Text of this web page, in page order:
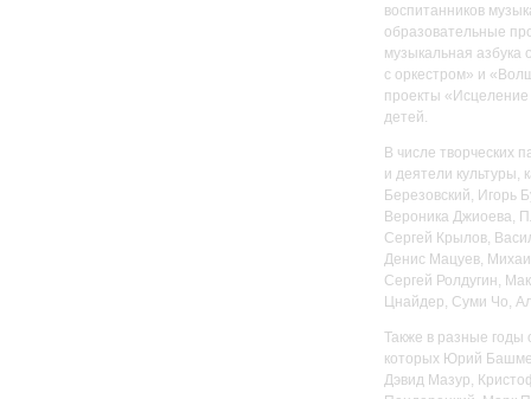
воспитанников
образовательные
музыкальная
с оркестром» и
проекты
детей.
В числе творческих
и деятели культуры,
Березовский, Игорь
Вероника Джиоева,
Сергей Крылов,
Денис Мацуев,
Сергей Ролдугин,
Цнайдер, Суми Чо,
Также в разные годы
которых Юрий
Дэвид Мазур,